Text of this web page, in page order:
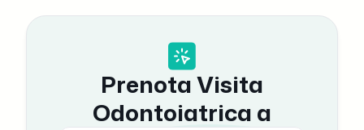
Prenota Visita
Odontoiatrica a